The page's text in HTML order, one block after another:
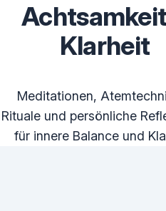
Klarheit
Meditationen,
Rituale und persönliche
für innere Balance und